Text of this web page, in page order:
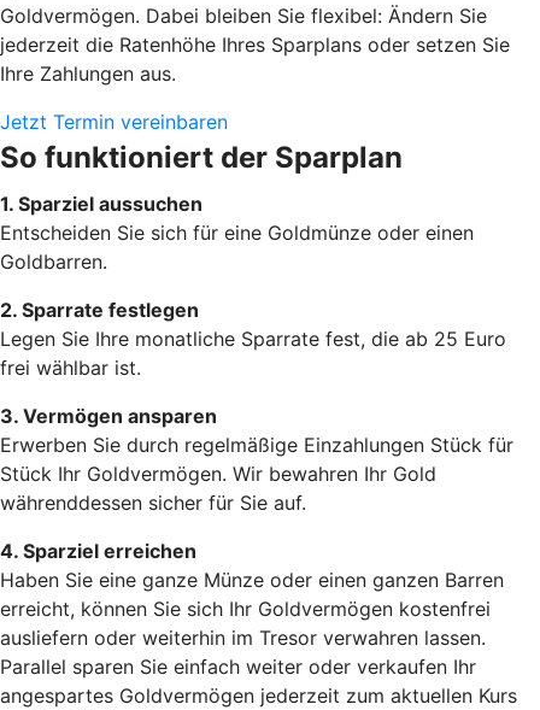
Goldvermögen. Dabei bleiben Sie flexibel: Ändern Sie
jederzeit die Ratenhöhe Ihres Sparplans oder setzen Sie
Ihre Zahlungen aus.
Jetzt Termin vereinbaren
So funktioniert der Sparplan
1. Sparziel aussuchen
Entscheiden Sie sich für eine Goldmünze oder einen
Goldbarren.
2. Sparrate festlegen
Legen Sie Ihre monatliche Sparrate fest, die ab 25 Euro
frei wählbar ist.
3. Vermögen ansparen
Erwerben Sie durch regelmäßige Einzahlungen Stück für
Stück Ihr Goldvermögen. Wir bewahren Ihr Gold
währenddessen sicher für Sie auf.
4. Sparziel erreichen
Haben Sie eine ganze Münze oder einen ganzen Barren
erreicht, können Sie sich Ihr Goldvermögen kostenfrei
ausliefern oder weiterhin im Tresor verwahren lassen.
Parallel sparen Sie einfach weiter oder verkaufen Ihr
angespartes Goldvermögen jederzeit zum aktuellen Kurs